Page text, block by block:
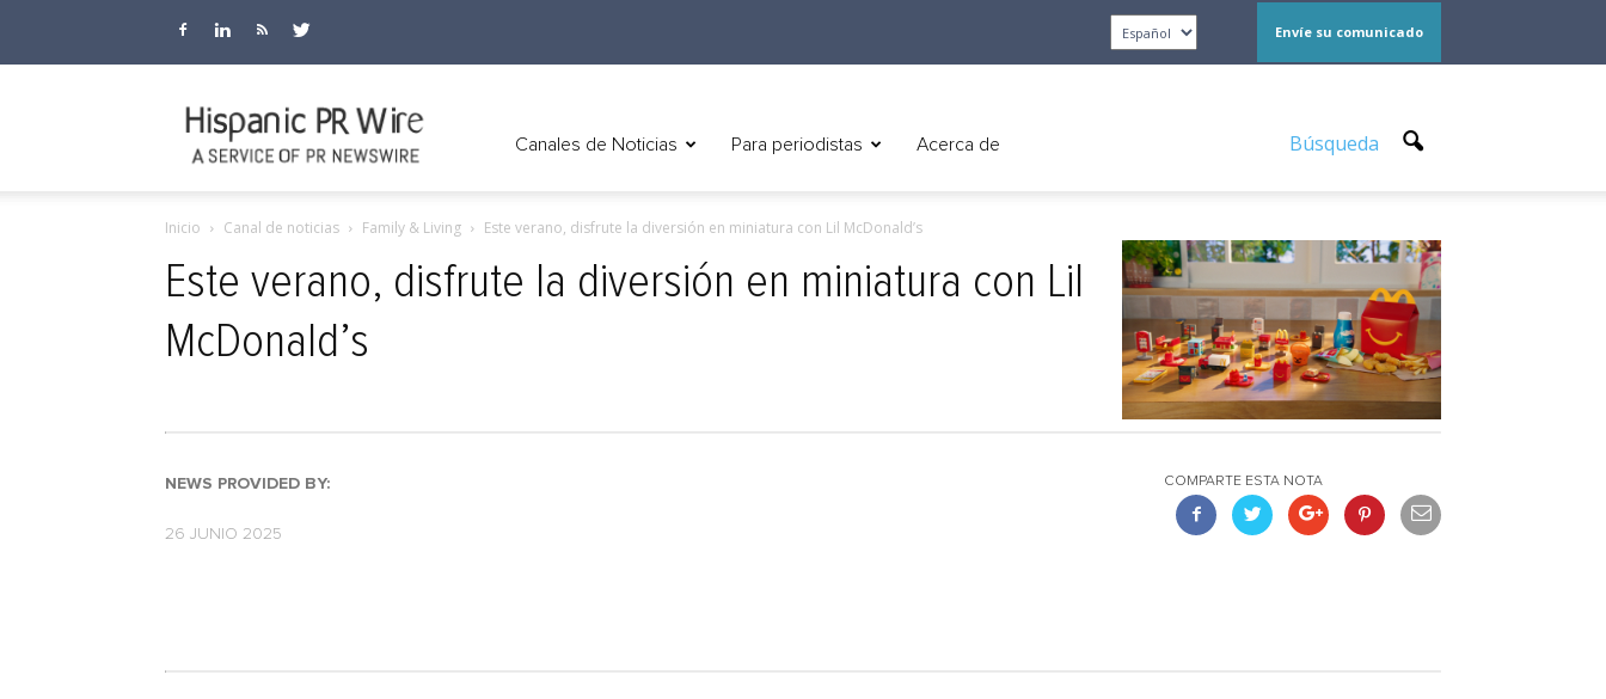
Envíe su comunicado
Canales de Noticias Para periodistas Acerca de Búsqueda
Inicio Canal de noticias Family & Living Este verano, disfrute la diversión en miniatura con Lil McDonald’s
Este verano, disfrute la diversión en miniatura con Lil
McDonald’s
NEWS PROVIDED BY:
26 JUNIO 2025
COMPARTE ESTA NOTA